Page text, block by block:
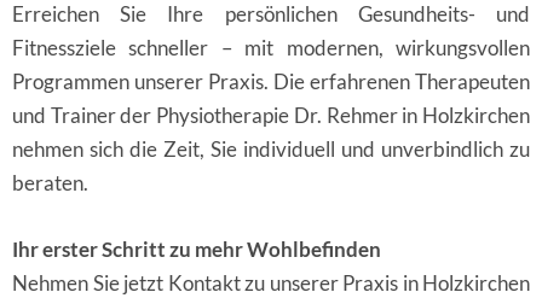
Erreichen Sie Ihre persönlichen Gesundheits- und
Fitnessziele schneller – mit modernen, wirkungsvollen
Programmen unserer Praxis. Die erfahrenen Therapeuten
und Trainer der Physiotherapie Dr. Rehmer in Holzkirchen
nehmen sich die Zeit, Sie individuell und unverbindlich zu
beraten.
Ihr erster Schritt zu mehr Wohlbefinden
Nehmen Sie jetzt Kontakt zu unserer Praxis in Holzkirchen